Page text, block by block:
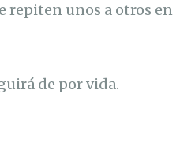
repiten unos a otros en
de por vida.